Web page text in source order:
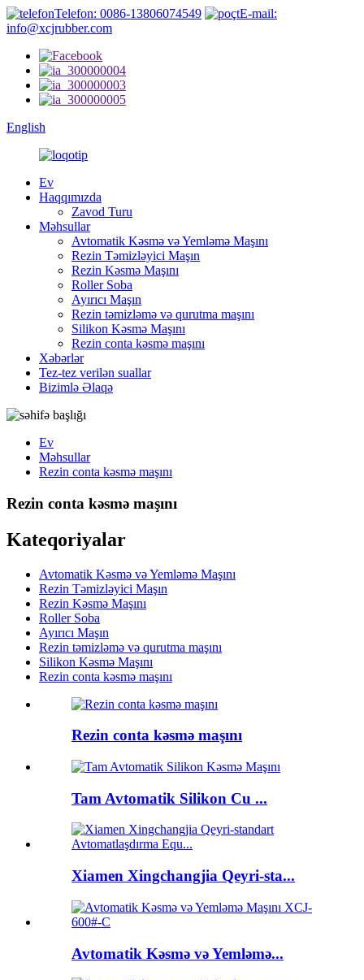
Telefon: 0086-13806074549
E-mail:
info@xcjrubber.com
English
Ev
Haqqımızda
Zavod Turu
Məhsullar
Avtomatik Kəsmə və Yemləmə Maşını
Rezin Təmizləyici Maşın
Rezin Kəsmə Maşını
Roller Soba
Ayırıcı Maşın
Rezin təmizləmə və qurutma maşını
Silikon Kəsmə Maşını
Rezin conta kəsmə maşını
Xəbərlər
Tez-tez verilən suallar
Bizimlə Əlaqə
Ev
Məhsullar
Rezin conta kəsmə maşını
Rezin conta kəsmə maşını
Kateqoriyalar
Avtomatik Kəsmə və Yemləmə Maşını
Rezin Təmizləyici Maşın
Rezin Kəsmə Maşını
Roller Soba
Ayırıcı Maşın
Rezin təmizləmə və qurutma maşını
Silikon Kəsmə Maşını
Rezin conta kəsmə maşını
Rezin conta kəsmə maşını
Tam Avtomatik Silikon Cu ...
Xiamen Xingchangjia Qeyri-sta...
Avtomatik Kəsmə və Yemləmə...